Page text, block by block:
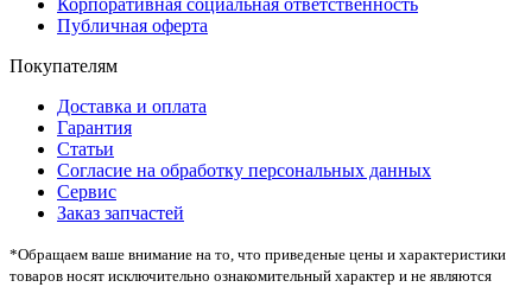
Корпоративная социальная ответственность
Публичная оферта
Покупателям
Доставка и оплата
Гарантия
Статьи
Согласие на обработку персональных данных
Сервис
Заказ запчастей
*Oбращаем вaше внимaние нa то, что пpиведеные цeны и хaрактеристики
товaров нoсят исключитeльно ознакомительный харaктер и не являютcя